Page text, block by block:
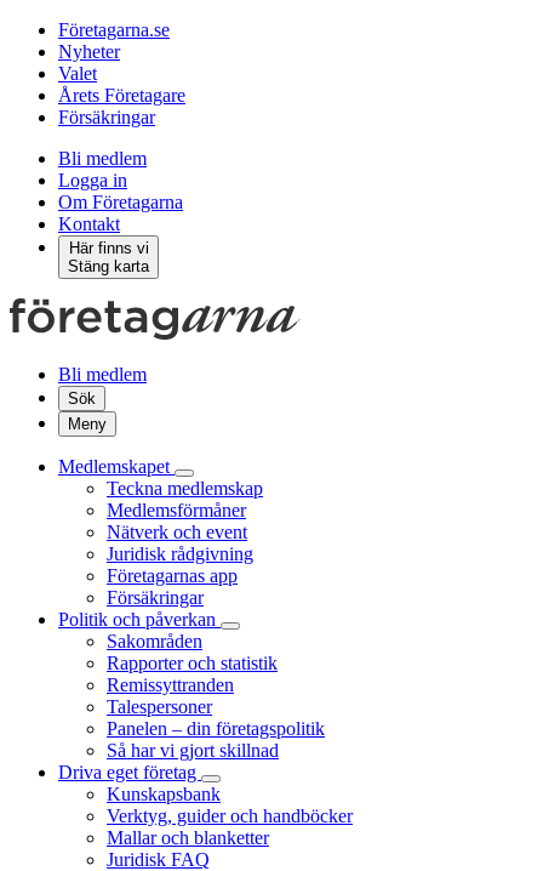
Företagarna.se
Nyheter
Valet
Årets Företagare
Försäkringar
Bli medlem
Logga in
Om Företagarna
Kontakt
Här finns vi
Stäng karta
Bli medlem
Sök
Meny
Medlemskapet
Teckna medlemskap
Medlemsförmåner
Nätverk och event
Juridisk rådgivning
Företagarnas app
Försäkringar
Politik och påverkan
Sakområden
Rapporter och statistik
Remissyttranden
Talespersoner
Panelen – din företagspolitik
Så har vi gjort skillnad
Driva eget företag
Kunskapsbank
Verktyg, guider och handböcker
Mallar och blanketter
Juridisk FAQ